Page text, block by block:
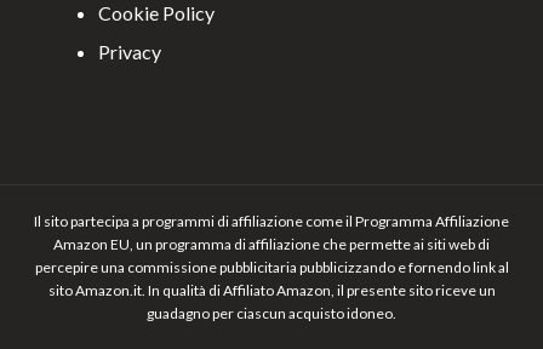
Cookie Policy
Privacy
Il sito partecipa a programmi di affiliazione come il Programma Affiliazione
Amazon EU, un programma di affiliazione che permette ai siti web di
percepire una commissione pubblicitaria pubblicizzando e fornendo link al
sito Amazon.it. In qualità di Affiliato Amazon, il presente sito riceve un
guadagno per ciascun acquisto idoneo.